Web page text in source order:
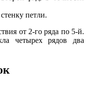
петли.
от 2-го ряда по 5-й.
четырех рядов два